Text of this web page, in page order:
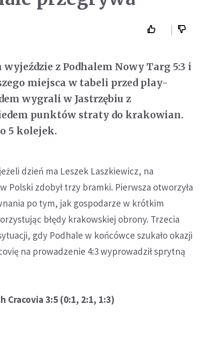
z Podhalem Nowy Targ 5:3 i
miejsca w tabeli przed play-
wygrali w Jastrzębiu z
punktów straty do krakowian.
5 kolejek.
dzień ma Leszek Laszkiewicz, na
Polski zdobył trzy bramki. Pierwsza otworzyła
po tym, jak gospodarze w krótkim
błędy krakowskiej obrony. Trzecia
gdy Podhale w końcówce szukało okazji
na prowadzenie 4:3 wyprowadził sprytną
Cracovia 3:5 (0:1, 2:1, 1:3)